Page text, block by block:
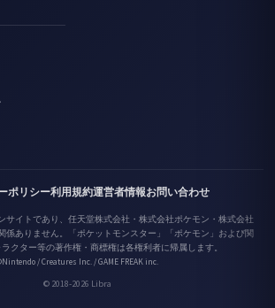
ポリシー利用規約運営者情報お問い合わせ
サイトであり、任天堂株式会社・株式会社ポケモン・株式会社
係ありません。「ポケットモンスター」「ポケモン」および関
クター等の著作権・商標権は各権利者に帰属します。
/ Creatures Inc. / GAME FREAK inc.
© 2018-2026 Libra